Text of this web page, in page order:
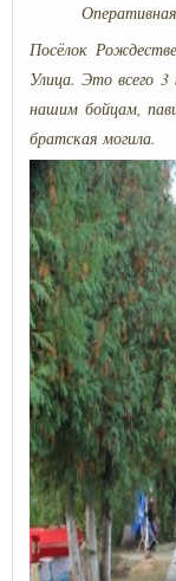
Посёлок
Улица. Это всего
нашим бойцам,
братская могила.